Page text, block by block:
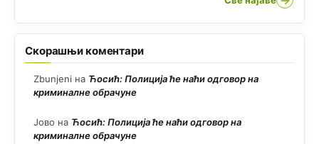
Скорашњи коментари
Zbunjeni на Ћосић: Полиција ће наћи одговор на
криминалне обрачуне
Јово на Ћосић: Полиција ће наћи одговор на
криминалне обрачуне